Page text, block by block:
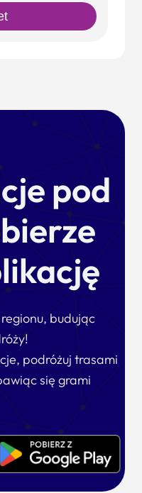
pod
budując
podróżuj trasami
się grami